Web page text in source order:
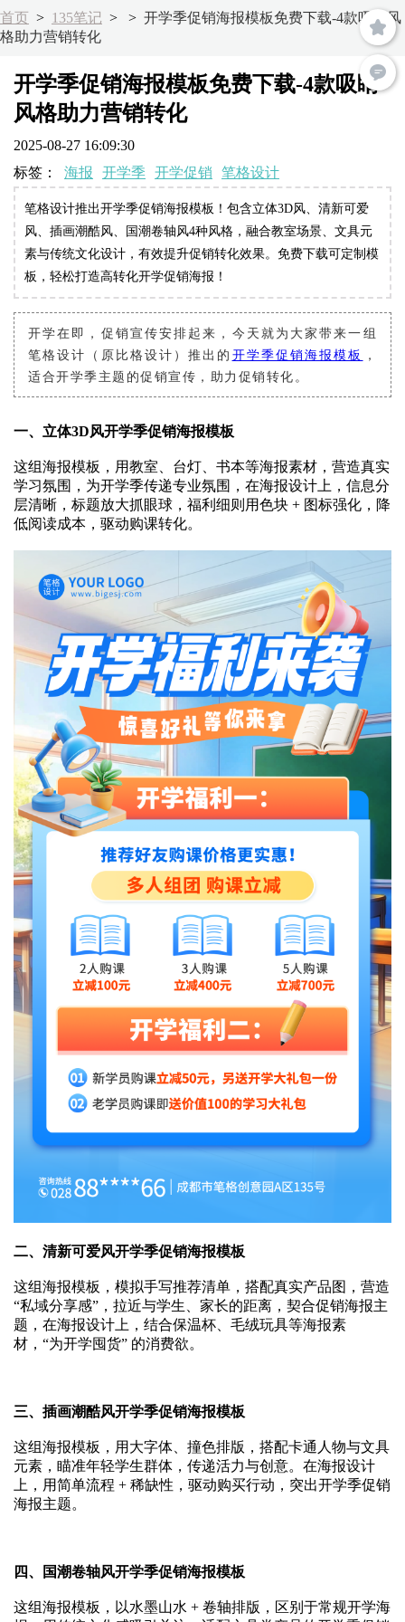
首页 > 135笔记 > > 开学季促销海报模板免费下载-4款吸睛风
格助力营销转化
开学季促销海报模板免费下载-4款吸睛
风格助力营销转化
2025-08-27 16:09:30
标签： 海报 开学季 开学促销 笔格设计
笔格设计推出开学季促销海报模板！包含立体3D风、清新可爱
风、插画潮酷风、国潮卷轴风4种风格，融合教室场景、文具元
素与传统文化设计，有效提升促销转化效果。免费下载可定制模
板，轻松打造高转化开学促销海报！
开学在即，促销宣传安排起来，今天就为大家带来一组
笔格设计（原比格设计）推出的 开学季促销海报模板 ，
适合开学季主题的促销宣传，助力促销转化。
一、立体3D风开学季促销海报模板
这组海报模板，用教室、台灯、书本等海报素材，营造真实
学习氛围，为开学季传递专业氛围，在海报设计上，信息分
层清晰，标题放大抓眼球，福利细则用色块 + 图标强化，降
低阅读成本，驱动购课转化。
二、清新可爱风开学季促销海报模板
这组海报模板，模拟手写推荐清单，搭配真实产品图，营造
“私域分享感”，拉近与学生、家长的距离，契合促销海报主
题，在海报设计上，结合保温杯、毛绒玩具等海报素
材，“为开学囤货” 的消费欲。
三、插画潮酷风开学季促销海报模板
这组海报模板，用大字体、撞色排版，搭配卡通人物与文具
元素，瞄准年轻学生群体，传递活力与创意。在海报设计
上，用简单流程 + 稀缺性，驱动购买行动，突出开学季促销
海报主题。
四、国潮卷轴风开学季促销海报模板
这组海报模板，以水墨山水 + 卷轴排版，区别于常规开学海